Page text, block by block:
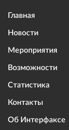
Главная
Новости
Мероприятия
Возможности
Статистика
Контакты
Об Интерфаксе